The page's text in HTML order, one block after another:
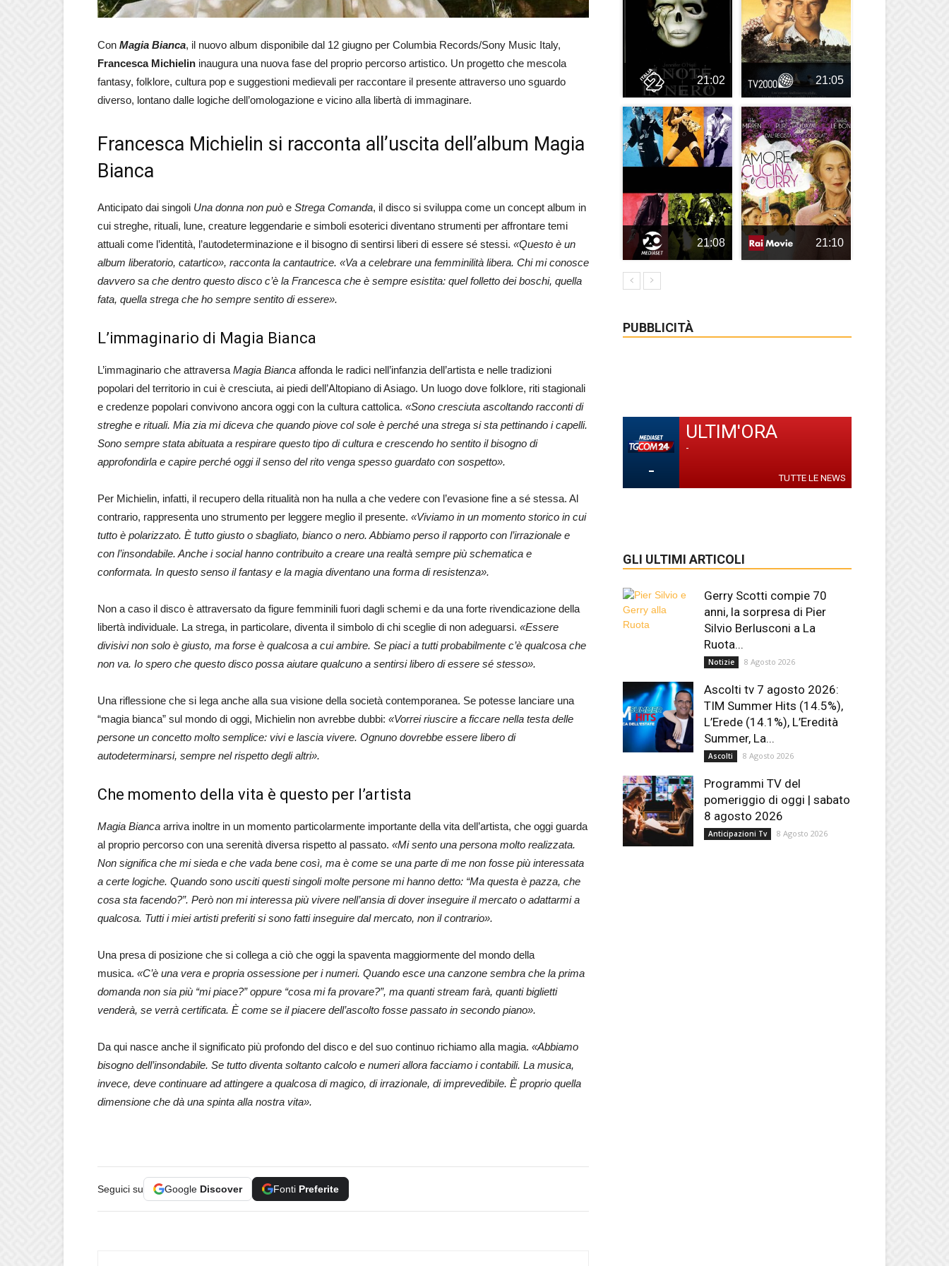
Con Magia Bianca, il nuovo album disponibile dal 12 giugno per Columbia Records/Sony Music Italy,
Francesca Michielin inaugura una nuova fase del proprio percorso artistico. Un progetto che mescola
fantasy, folklore, cultura pop e suggestioni medievali per raccontare il presente attraverso uno sguardo
diverso, lontano dalle logiche dell’omologazione e vicino alla libertà di immaginare.
Francesca Michielin si racconta all’uscita dell’album Magia
Bianca
Anticipato dai singoli Una donna non può e Strega Comanda, il disco si sviluppa come un concept album in
cui streghe, rituali, lune, creature leggendarie e simboli esoterici diventano strumenti per affrontare temi
attuali come l’identità, l’autodeterminazione e il bisogno di sentirsi liberi di essere sé stessi. «Questo è un
album liberatorio, catartico», racconta la cantautrice. «Va a celebrare una femminilità libera. Chi mi conosce
davvero sa che dentro questo disco c’è la Francesca che è sempre esistita: quel folletto dei boschi, quella
fata, quella strega che ho sempre sentito di essere».
L’immaginario di Magia Bianca
L’immaginario che attraversa Magia Bianca affonda le radici nell’infanzia dell’artista e nelle tradizioni
popolari del territorio in cui è cresciuta, ai piedi dell’Altopiano di Asiago. Un luogo dove folklore, riti stagionali
e credenze popolari convivono ancora oggi con la cultura cattolica. «Sono cresciuta ascoltando racconti di
streghe e rituali. Mia zia mi diceva che quando piove col sole è perché una strega si sta pettinando i capelli.
Sono sempre stata abituata a respirare questo tipo di cultura e crescendo ho sentito il bisogno di
approfondirla e capire perché oggi il senso del rito venga spesso guardato con sospetto».
Per Michielin, infatti, il recupero della ritualità non ha nulla a che vedere con l’evasione fine a sé stessa. Al
contrario, rappresenta uno strumento per leggere meglio il presente. «Viviamo in un momento storico in cui
tutto è polarizzato. È tutto giusto o sbagliato, bianco o nero. Abbiamo perso il rapporto con l’irrazionale e
con l’insondabile. Anche i social hanno contribuito a creare una realtà sempre più schematica e
conformata. In questo senso il fantasy e la magia diventano una forma di resistenza».
Non a caso il disco è attraversato da figure femminili fuori dagli schemi e da una forte rivendicazione della
libertà individuale. La strega, in particolare, diventa il simbolo di chi sceglie di non adeguarsi. «Essere
divisivi non solo è giusto, ma forse è qualcosa a cui ambire. Se piaci a tutti probabilmente c’è qualcosa che
non va. Io spero che questo disco possa aiutare qualcuno a sentirsi libero di essere sé stesso».
Una riflessione che si lega anche alla sua visione della società contemporanea. Se potesse lanciare una
“magia bianca” sul mondo di oggi, Michielin non avrebbe dubbi: «Vorrei riuscire a ficcare nella testa delle
persone un concetto molto semplice: vivi e lascia vivere. Ognuno dovrebbe essere libero di
autodeterminarsi, sempre nel rispetto degli altri».
Che momento della vita è questo per l’artista
Magia Bianca arriva inoltre in un momento particolarmente importante della vita dell’artista, che oggi guarda
al proprio percorso con una serenità diversa rispetto al passato. «Mi sento una persona molto realizzata.
Non significa che mi sieda e che vada bene così, ma è come se una parte di me non fosse più interessata
a certe logiche. Quando sono usciti questi singoli molte persone mi hanno detto: “Ma questa è pazza, che
cosa sta facendo?”. Però non mi interessa più vivere nell’ansia di dover inseguire il mercato o adattarmi a
qualcosa. Tutti i miei artisti preferiti si sono fatti inseguire dal mercato, non il contrario».
Una presa di posizione che si collega a ciò che oggi la spaventa maggiormente del mondo della
musica. «C’è una vera e propria ossessione per i numeri. Quando esce una canzone sembra che la prima
domanda non sia più “mi piace?” oppure “cosa mi fa provare?”, ma quanti stream farà, quanti biglietti
venderà, se verrà certificata. È come se il piacere dell’ascolto fosse passato in secondo piano».
Da qui nasce anche il significato più profondo del disco e del suo continuo richiamo alla magia. «Abbiamo
bisogno dell’insondabile. Se tutto diventa soltanto calcolo e numeri allora facciamo i contabili. La musica,
invece, deve continuare ad attingere a qualcosa di magico, di irrazionale, di imprevedibile. È proprio quella
dimensione che dà una spinta alla nostra vita».
Seguici su Google Discover Fonti Preferite
21:02 21:05
21:08 21:10
PUBBLICITÀ
-
ULTIM'ORA
-
TUTTE LE NEWS
GLI ULTIMI ARTICOLI
Gerry Scotti compie 70
anni, la sorpresa di Pier
Silvio Berlusconi a La
Ruota...
Notizie 8 Agosto 2026
Ascolti tv 7 agosto 2026:
TIM Summer Hits (14.5%),
L’Erede (14.1%), L’Eredità
Summer, La...
Ascolti 8 Agosto 2026
Programmi TV del
pomeriggio di oggi | sabato
8 agosto 2026
Anticipazioni Tv 8 Agosto 2026